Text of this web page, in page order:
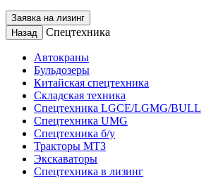
Заявка на лизинг
Назад
Спецтехника
Автокраны
Бульдозеры
Китайская спецтехника
Складская техника
Спецтехника LGCE/LGMG/BULL
Спецтехника UMG
Спецтехника б/у
Тракторы МТЗ
Экскаваторы
Спецтехника в лизинг